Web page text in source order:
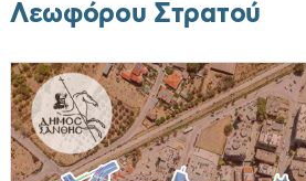
Λεωφόρου Στρατού